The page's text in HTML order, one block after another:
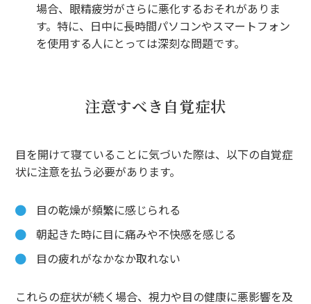
場合、眼精疲労がさらに悪化するおそれがありま
す。特に、日中に長時間パソコンやスマートフォン
を使用する人にとっては深刻な問題です。
注意すべき自覚症状
目を開けて寝ていることに気づいた際は、以下の自覚症
状に注意を払う必要があります。
目の乾燥が頻繁に感じられる
朝起きた時に目に痛みや不快感を感じる
目の疲れがなかなか取れない
これらの症状が続く場合、視力や目の健康に悪影響を及